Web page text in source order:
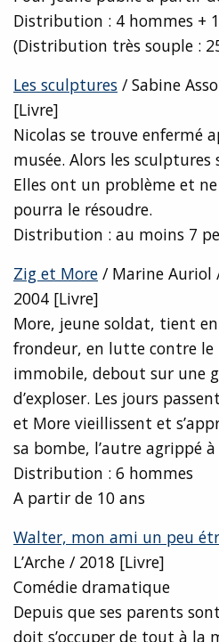
Distribution : 4 hommes +
(Distribution très souple :
Les sculptures / Sabine
[Livre]
Nicolas se trouve enfermé
musée. Alors les
Elles ont un problème et
pourra le résoudre.
Distribution : au moins 7
Zig et More / Marine Auriol
2004 [Livre]
More, jeune soldat, tient
frondeur, en lutte contre le
immobile, debout sur une
d’exploser. Les jours
et More vieillissent et
sa bombe, l’autre agrippé
Distribution : 6 hommes
A partir de 10 ans
Walter, mon ami un peu
L’Arche / 2018 [Livre]
Comédie dramatique
Depuis que ses parents
doit s’occuper de tout à la